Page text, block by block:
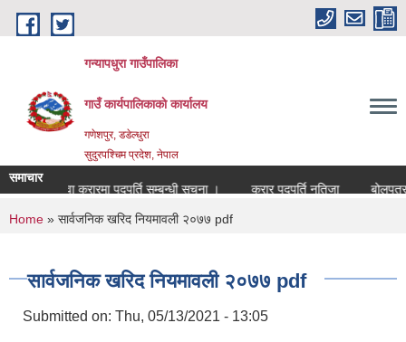
Skip to main content
गन्यापधुरा गाउँपालिका
गाउँ कार्यपालिकाकाे कार्यालय
गणेशपुर, डडेल्धुरा
सुदुरपश्चिम प्रदेश, नेपाल
समाचार
सेवा करारमा पदपुर्ति सम्बन्धी सुचना ।
करार पदपुर्ति नतिजा बोलपत्र
You are here
Home » सार्वजनिक खरिद नियमावली २०७७ pdf
सार्वजनिक खरिद नियमावली २०७७ pdf
Submitted on: Thu, 05/13/2021 - 13:05